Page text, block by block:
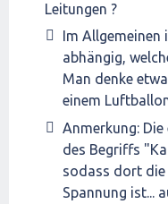
Leitungen ?
Im
abhängig,
Man denke
einem
Anmerkung:
des Begriffs
sodass dort
Spannung ist...